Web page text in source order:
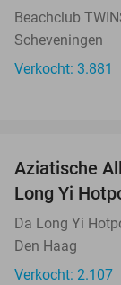
Beachclub
Scheveningen
Verkocht: 3.881
Aziatische
Long Yi
Da Long Yi
Den Haag
Verkocht: 2.107